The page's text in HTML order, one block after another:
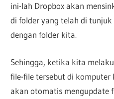
ini-lah Dropbox akan
di folder yang telah di
dengan folder kita.
Sehingga, ketika kita
file-file tersebut di komputer
akan otomatis mengupdate